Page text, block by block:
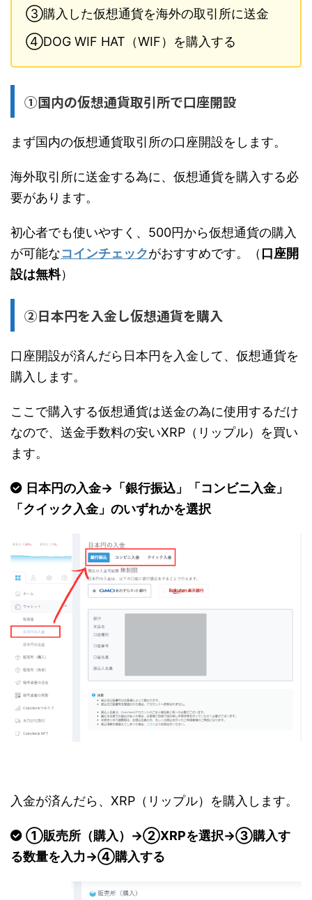
③購入した仮想通貨を海外の取引所に送金
④DOG WIF HAT（WIF）を購入する
①国内の仮想通貨取引所で口座開設
まず国内の仮想通貨取引所の口座開設をします。
海外取引所に送金する為に、仮想通貨を購入する必
要があります。
初心者でも使いやすく、500円から仮想通貨の購入
が可能なコインチェックがおすすめです。（ 口座開
設は無料）
②日本円を入金し仮想通貨を購入
口座開設が済んだら日本円を入金して、仮想通貨を
購入します。
ここで購入する仮想通貨は送金の為に使用するだけ
なので、送金手数料の安いXRP（リップル）を買い
ます。
日本円の入金→「銀行振込」「コンビニ入金」
「クイック入金」のいずれかを選択
入金が済んだら、XRP（リップル）を購入します。
①販売所（購入）→②XRPを選択→③購入す
る数量を入力→④購入する